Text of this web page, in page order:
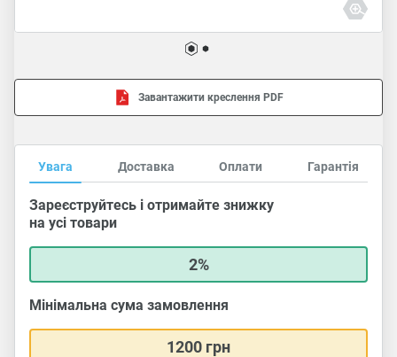
Завантажити креслення PDF
Увага Доставка Оплати Гарантія
Зареєструйтесь і отримайте знижку
на усі товари
2%
Мінімальна сума замовлення
1200 грн